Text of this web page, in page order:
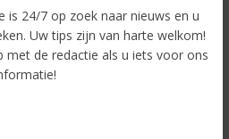
is 24/7 op zoek naar nieuws en u
Uw tips zijn van harte welkom!
de redactie als u iets voor ons